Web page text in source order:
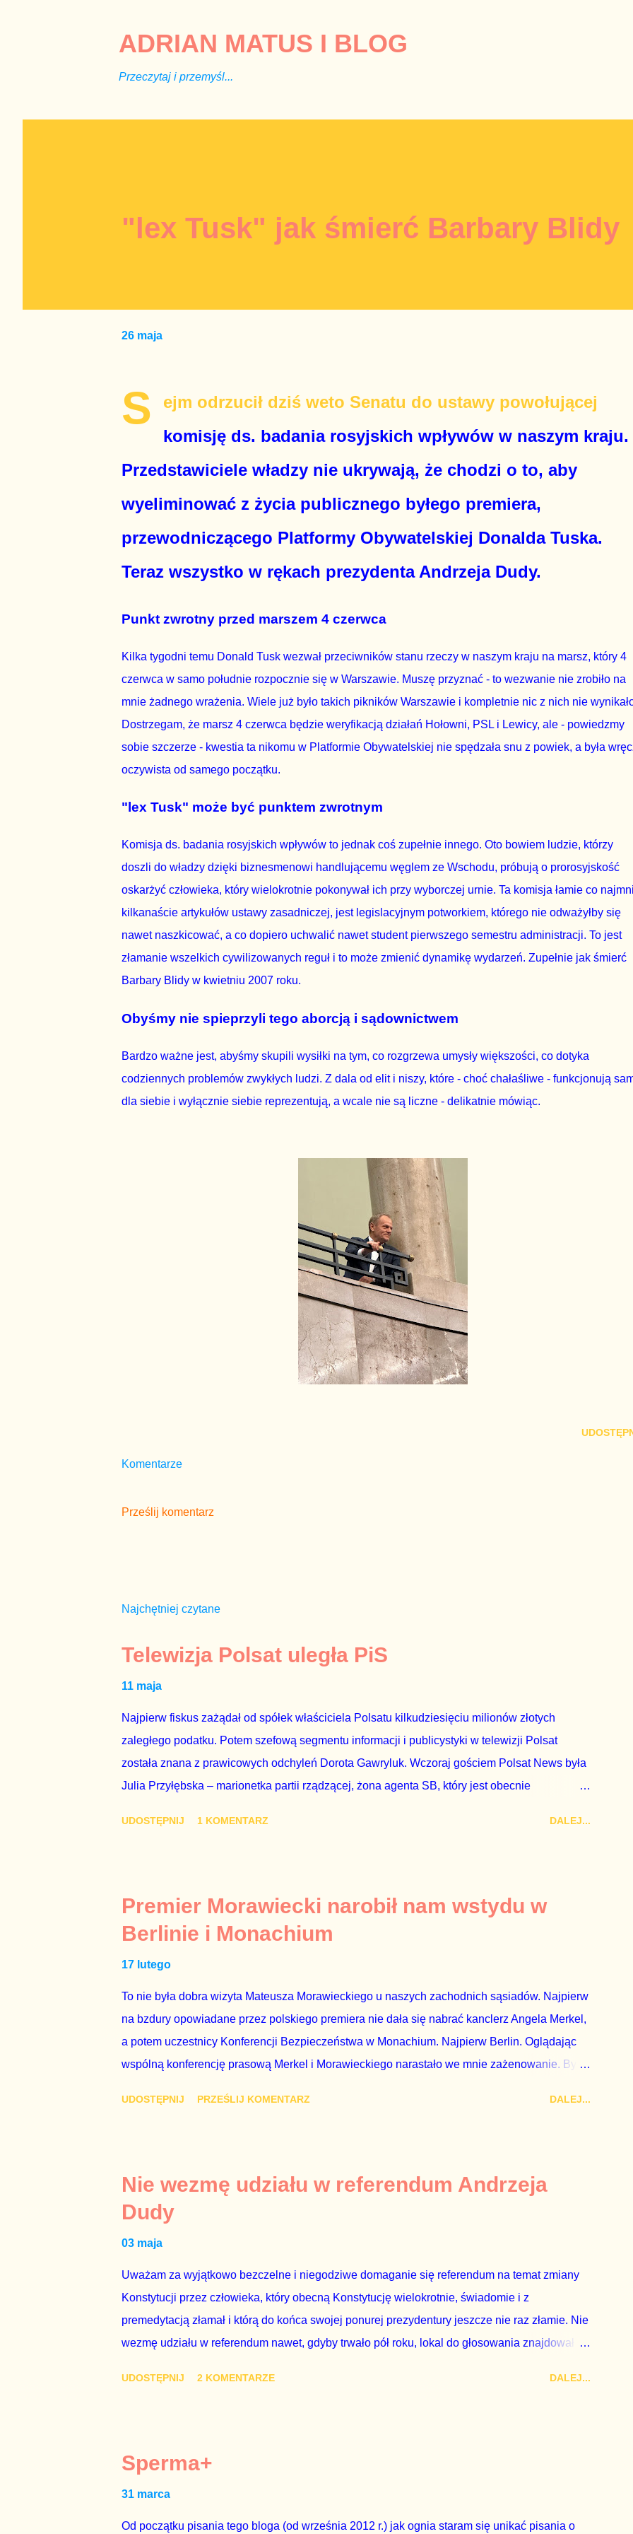
ADRIAN MATUS I BLOG
Przeczytaj i przemyśl...
"lex Tusk" jak śmierć Barbary Blidy
26 maja
S
ejm odrzucił dziś weto Senatu do ustawy powołującej
komisję ds. badania rosyjskich wpływów w naszym kraju.
Przedstawiciele władzy nie ukrywają, że chodzi o to, aby
wyeliminować z życia publicznego byłego premiera,
przewodniczącego Platformy Obywatelskiej Donalda Tuska.
Teraz wszystko w rękach prezydenta Andrzeja Dudy.
Punkt zwrotny przed marszem 4 czerwca
Kilka tygodni temu Donald Tusk wezwał przeciwników stanu rzeczy w naszym kraju na marsz, który 4
czerwca w samo południe rozpocznie się w Warszawie. Muszę przyznać - to wezwanie nie zrobiło na
mnie żadnego wrażenia. Wiele już było takich pikników Warszawie i kompletnie nic z nich nie
Dostrzegam, że marsz 4 czerwca będzie weryfikacją działań Hołowni, PSL i Lewicy, ale - powiedzmy
sobie szczerze - kwestia ta nikomu w Platformie Obywatelskiej nie spędzała snu z powiek, a była
oczywista od samego początku.
"lex Tusk" może być punktem zwrotnym
Komisja ds. badania rosyjskich wpływów to jednak coś zupełnie innego. Oto bowiem ludzie, którzy
doszli do władzy dzięki biznesmenowi handlującemu węglem ze Wschodu, próbują o prorosyjskość
oskarżyć człowieka, który wielokrotnie pokonywał ich przy wyborczej urnie. Ta komisja łamie co
kilkanaście artykułów ustawy zasadniczej, jest legislacyjnym potworkiem, którego nie odważyłby się
nawet naszkicować, a co dopiero uchwalić nawet student pierwszego semestru administracji. To jest
złamanie wszelkich cywilizowanych reguł i to może zmienić dynamikę wydarzeń. Zupełnie jak śmierć
Barbary Blidy w kwietniu 2007 roku.
Obyśmy nie spieprzyli tego aborcją i sądownictwem
Bardzo ważne jest, abyśmy skupili wysiłki na tym, co rozgrzewa umysły większości, co dotyka
codziennych problemów zwykłych ludzi. Z dala od elit i niszy, które - choć chałaśliwe - funkcjonują
dla siebie i wyłącznie siebie reprezentują, a wcale nie są liczne - delikatnie mówiąc.
Komentarze
Prześlij komentarz
Najchętniej czytane
Telewizja Polsat uległa PiS
11 maja
Najpierw fiskus zażądał od spółek właściciela Polsatu kilkudziesięciu milionów złotych
zaległego podatku. Potem szefową segmentu informacji i publicystyki w telewizji Polsat
została znana z prawicowych odchyleń Dorota Gawryluk. Wczoraj gościem Polsat News była
Julia Przyłębska – marionetka partii rządzącej, żona agenta SB, który jest obecnie
z TVP i TVN nie dorastają do pięt. Smutne, że znowu dał się złamać partii Jarosława
Kaczyńskiego. Znowu, bo w 2007 roku też tak się stało. Na kilka tygodni przed
przedterminowymi wyborami parlamentarnymi do biur Solorza politycy PiS wysłali Agencję
Bezpieczeństwa Wewnętrznego, a kilka dni później...
UDOSTĘPNIJ 1 KOMENTARZ DALEJ...
Premier Morawiecki narobił nam wstydu w
Berlinie i Monachium
17 lutego
To nie była dobra wizyta Mateusza Morawieckiego u naszych zachodnich sąsiadów. Najpierw
na bzdury opowiadane przez polskiego premiera nie dała się nabrać kanclerz Angela Merkel,
a potem uczestnicy Konferencji Bezpieczeństwa w Monachium. Najpierw Berlin. Oglądając
wspólną konferencję prasową Merkel i Morawieckiego narastało we mnie zażenowanie. Było
tym i porównał PKB Polski i Hiszpanii, ale – uwaga – z roku 1951, czyli czasów stalinizmu. To
pewnie dlatego, że nie chciało mu przejść przez gardło pochwalenie gospodarczej sytuacji
naszego kraju z lat 2007-2015. Bardzo to małe i smutne – niegodne premiera polskiego
rządu. Generalnie, M...
UDOSTĘPNIJ PRZEŚLIJ KOMENTARZ DALEJ...
Nie wezmę udziału w referendum Andrzeja
Dudy
03 maja
Uważam za wyjątkowo bezczelne i niegodziwe domaganie się referendum na temat zmiany
Konstytucji przez człowieka, który obecną Konstytucję wielokrotnie, świadomie i z
premedytacją złamał i którą do końca swojej ponurej prezydentury jeszcze nie raz złamie. Nie
wezmę udziału w referendum nawet, gdyby trwało pół roku, lokal do głosowania znajdował
tego referendum nie chce – ani partia rządząca, ani partie opozycyjne. Jeśli w siedzibie PiS
zapadnie decyzja, aby głosować zgodnie z wolą Dudy, obowiązkiem każdego przyzwoitego
człowieka i szanującego podstawowe reguły demokraty jest takie referendum zbojkotować. W
procedurze zmiany Konstytu...
UDOSTĘPNIJ 2 KOMENTARZE DALEJ...
Sperma+
31 marca
Od początku pisania tego bloga (od września 2012 r.) jak ognia staram się unikać pisania o